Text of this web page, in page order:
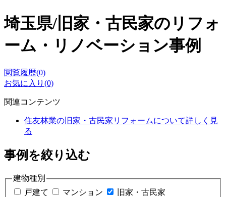
埼玉県/旧家・古民家のリフォ
ーム・リノベーション事例
閲覧履歴(0)
お気に入り(0)
関連コンテンツ
住友林業の旧家・古民家リフォームについて詳しく見
る
事例を絞り込む
建物種別
戸建て
マンション 旧家・古民家